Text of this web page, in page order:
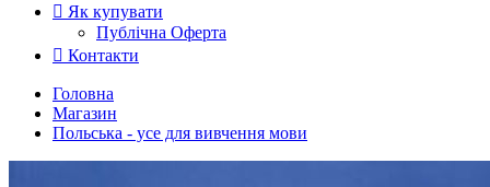
Як купувати
Публічна Оферта
Контакти
Головна
Магазин
Польська - усе для вивчення мови